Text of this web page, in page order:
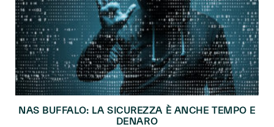
NAS BUFFALO: LA SICUREZZA È ANCHE TEMPO E
DENARO